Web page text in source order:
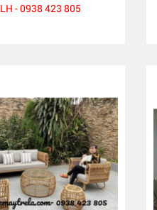
LH - 0938 423 805